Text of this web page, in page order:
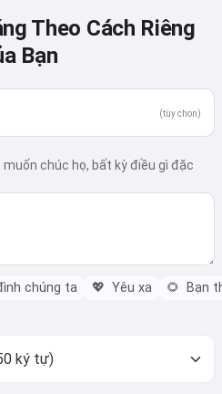
Theo Cách Riêng
Bạn
(tùy chọn)
chúc họ, bất kỳ điều gì đặc
chúng ta 💖 Yêu xa 🌻 Bạn